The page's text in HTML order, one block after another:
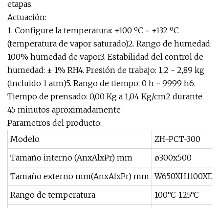
etapas.
Actuación:
1. Configure la temperatura: +100 ºC ~ +132 ºC
(temperatura de vapor saturado)2. Rango de humedad:
100% humedad de vapor3. Estabilidad del control de
humedad: ± 1% RH4. Presión de trabajo: 1,2 ~ 2,89 kg
(incluido 1 atm)5. Rango de tiempo: 0 h ~ 9999 h6.
Tiempo de prensado: 0,00 Kg a 1,04 Kg/cm2 durante
45 minutos aproximadamente
Parametros del producto:
Modelo
ZH-PCT-300
Tamaño interno (AnxAlxPr) mm
ø300x500
Tamaño externo mm(AnxAlxPr) mm
Rango de temperatura
100°C-125°C